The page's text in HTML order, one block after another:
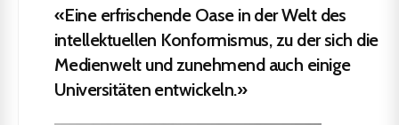
«Eine erfrischende Oase in der Welt des
intellektuellen Konformismus, zu der sich die
Medienwelt und zunehmend auch einige
Universitäten entwickeln.»